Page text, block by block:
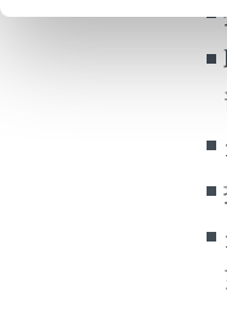
お手入れのし
万一の場合に
ブックマー
あとで読む